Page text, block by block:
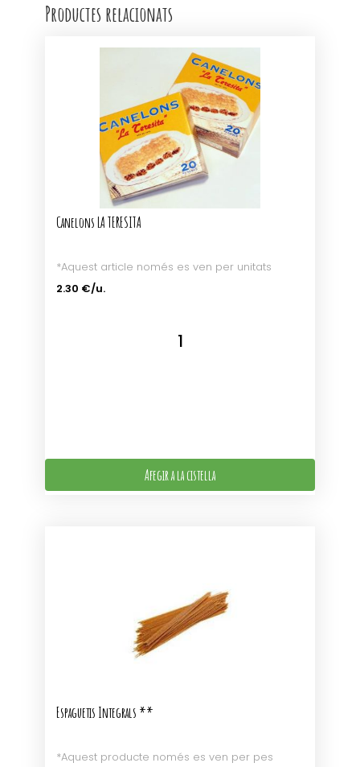
Productes relacionats
Canelons LA TERESITA
*Aquest article només es ven per unitats
2.30 €/u.
Afegir a la cistella
Espaguetis Integrals **
*Aquest producte només es ven per pes